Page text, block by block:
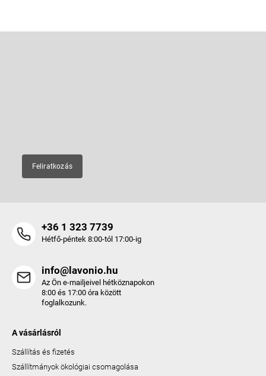
Feliratkozás
+36 1 323 7739
Hétfő-péntek 8:00-tól 17:00-ig
info@lavonio.hu
Az Ön e-mailjeivel hétköznapokon
8:00 és 17:00 óra között
foglalkozunk.
A vásárlásról
Szállítás és fizetés
Szállítmányok ökológiai csomagolása